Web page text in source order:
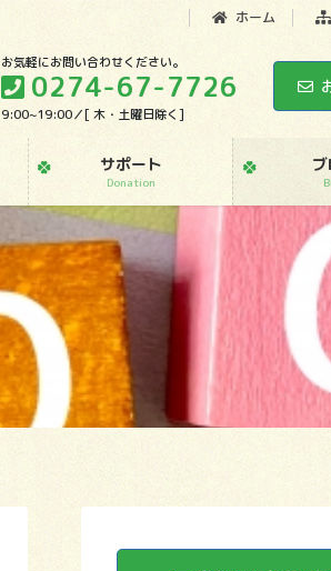
ホーム
お気軽にお問い合わせください。
0274-67-7726
9:00~19:00／[ 木・土曜日除く]
サポート
Donation